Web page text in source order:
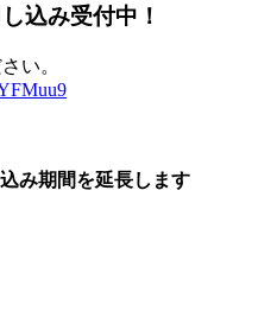
込み受付中！
い。
み期間を延長します